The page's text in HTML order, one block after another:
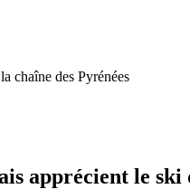
chaîne des Pyrénées
apprécient le ski